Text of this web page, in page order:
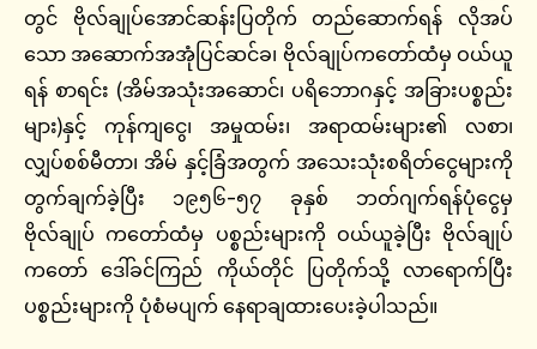
တွင် ဗိုလ်ချုပ်အောင်ဆန်းပြတိုက် တည်ဆောက်ရန် လိုအပ်
သော အဆောက်အအုံပြင်ဆင်ခ၊ ဗိုလ်ချုပ်ကတော်ထံမှ ဝယ်ယူ
ရန် စာရင်း (အိမ်အသုံးအဆောင်၊ ပရိဘောဂနှင့် အခြားပစ္စည်း
များ)နှင့် ကုန်ကျငွေ၊ အမှုထမ်း၊ အရာထမ်းများ၏ လစာ၊
လျှပ်စစ်မီတာ၊ အိမ် နှင့်ခြံအတွက် အသေးသုံးစရိတ်ငွေများကို
တွက်ချက်ခဲ့ပြီး ၁၉၅၆-၅၇ ခုနှစ် ဘတ်ဂျက်ရန်ပုံငွေမှ
ဗိုလ်ချုပ် ကတော်ထံမှ ပစ္စည်းများကို ဝယ်ယူခဲ့ပြီး ဗိုလ်ချုပ်
ကတော် ဒေါ်ခင်ကြည် ကိုယ်တိုင် ပြတိုက်သို့ လာရောက်ပြီး
ပစ္စည်းများကို ပုံစံမပျက် နေရာချထားပေးခဲ့ပါသည်။